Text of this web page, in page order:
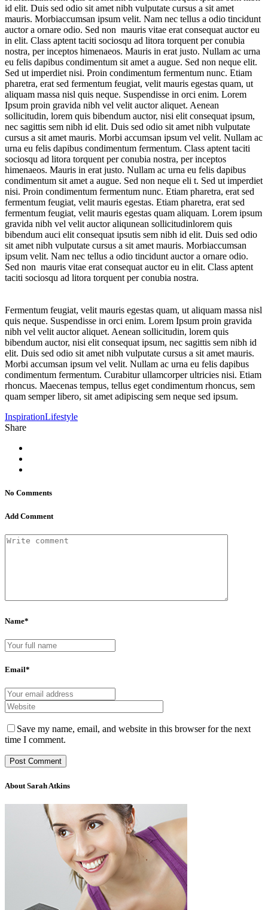
id elit. Duis sed odio sit amet nibh vulputate cursus a sit amet
mauris. Morbiaccumsan ipsum velit. Nam nec tellus a odio tincidunt
auctor a ornare odio. Sed non mauris vitae erat consequat auctor eu
in elit. Class aptent taciti sociosqu ad litora torquent per conubia
nostra, per inceptos himenaeos. Mauris in erat justo. Nullam ac urna
eu felis dapibus condimentum sit amet a augue. Sed non neque elit.
Sed ut imperdiet nisi. Proin condimentum fermentum nunc. Etiam
pharetra, erat sed fermentum feugiat, velit mauris egestas quam, ut
aliquam massa nisl quis neque. Suspendisse in orci enim. Lorem
Ipsum proin gravida nibh vel velit auctor aliquet. Aenean
sollicitudin, lorem quis bibendum auctor, nisi elit consequat ipsum,
nec sagittis sem nibh id elit. Duis sed odio sit amet nibh vulputate
cursus a sit amet mauris. Morbi accumsan ipsum vel velit. Nullam ac
urna eu felis dapibus condimentum fermentum. Class aptent taciti
sociosqu ad litora torquent per conubia nostra, per inceptos
himenaeos. Mauris in erat justo. Nullam ac urna eu felis dapibus
condimentum sit amet a augue. Sed non neque eli t. Sed ut imperdiet
nisi. Proin condimentum fermentum nunc. Etiam pharetra, erat sed
fermentum feugiat, velit mauris egestas. Etiam pharetra, erat sed
fermentum feugiat, velit mauris egestas quam aliquam. Lorem ipsum
gravida nibh vel velit auctor aliqunean sollicitudinlorem quis
bibendum auci elit consequat ipsutis sem nibh id elit. Duis sed odio
sit amet nibh vulputate cursus a sit amet mauris. Morbiaccumsan
ipsum velit. Nam nec tellus a odio tincidunt auctor a ornare odio.
Sed non mauris vitae erat consequat auctor eu in elit. Class aptent
taciti sociosqu ad litora torquent per conubia nostra.
Fermentum feugiat, velit mauris egestas quam, ut aliquam massa nisl
quis neque. Suspendisse in orci enim. Lorem Ipsum proin gravida
nibh vel velit auctor aliquet. Aenean sollicitudin, lorem quis
bibendum auctor, nisi elit consequat ipsum, nec sagittis sem nibh id
elit. Duis sed odio sit amet nibh vulputate cursus a sit amet mauris.
Morbi accumsan ipsum vel velit. Nullam ac urna eu felis dapibus
condimentum fermentum. Curabitur ullamcorper ultricies nisi. Etiam
rhoncus. Maecenas tempus, tellus eget condimentum rhoncus, sem
quam semper libero, sit amet adipiscing sem neque sed ipsum.
InspirationLifestyle
Share
No Comments
Add Comment
Name*
Email*
Save my name, email, and website in this browser for the next
time I comment.
About Sarah Atkins